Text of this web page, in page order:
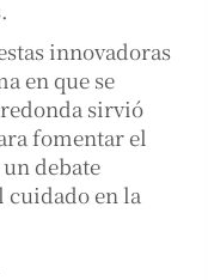
innovadoras
en que se
sirvió
fomentar el
debate
en la